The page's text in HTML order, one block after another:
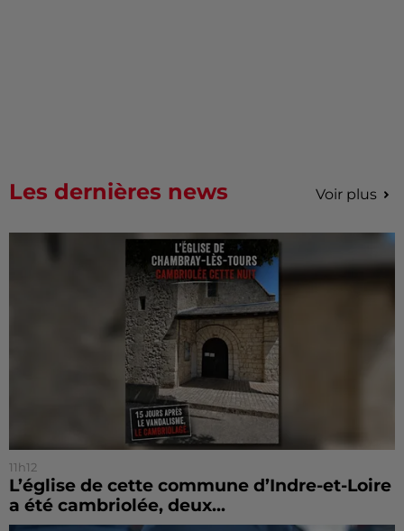
Les dernières news Voir plus
11h12
L’église de cette commune d’Indre-et-Loire
a été cambriolée, deux...